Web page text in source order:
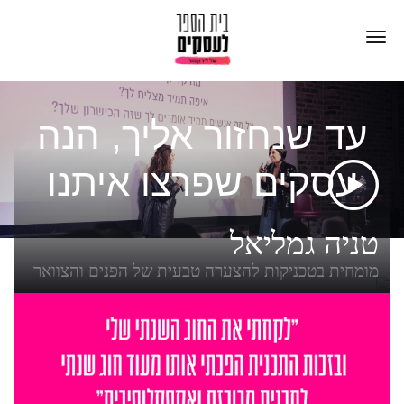
עד שנחזור אליך, הנה
עסקים שפרצו איתנו
טניה גמליאל
מומחית בטכניקות להצערה טבעית של הפנים והצוואר